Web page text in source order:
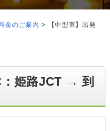
金のご案内 >
【中型車】出発
：姫路JCT → 到